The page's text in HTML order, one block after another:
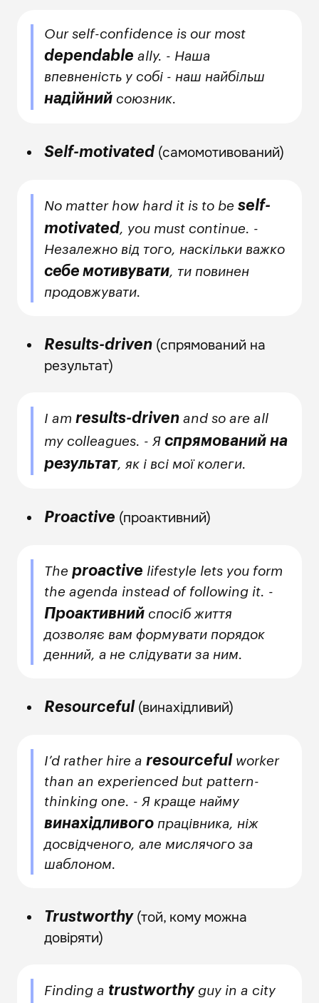
Our self-confidence is our most
dependable ally. - Наша
впевненість у собі - наш найбільш
надійний союзник.
Self-motivated (самомотивований)
No matter how hard it is to beself-
motivated, you must continue. -
Незалежно від того, наскільки важко
себе мотивувати, ти повинен
продовжувати.
Results-driven (спрямований на
результат)
I am results-driven and so are all
my colleagues. - Яспрямований на
результат, як і всі мої колеги.
Proactive (проактивний)
The proactive lifestyle lets you form
the agenda instead of following it. -
Проактивний спосіб життя
дозволяє вам формувати порядок
денний, а не слідувати за ним.
Resourceful(винахідливий)
I’d rather hire a resourceful worker
than an experienced but pattern-
thinking one. - Я краще найму
винахідливого працівника, ніж
досвідченого, але мислячого за
шаблоном.
Trustworthy(той, кому можна
довіряти)
Finding a trustworthyguy in a city